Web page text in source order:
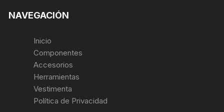
NAVEGACIÓN
Inicio
Componentes
Accesorios
Herramientas
Vestimenta
Política de Privacidad